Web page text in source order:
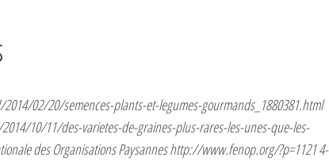
02/20/semences-plants-et-legumes-gourmands_1880381.html
10/11/des-varietes-de-graines-plus-rares-les-unes-que-les-
des Organisations Paysannes http://www.fenop.org/?p=1121 4-